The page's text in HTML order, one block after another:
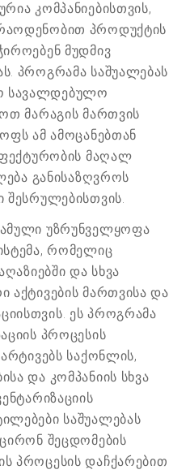
კომპანიებისთვის,
პროდუქტის
მუდმივ
პროგრამა საშუალებას
სავალდებულო
მარაგის მართვის
ამ ამოცანებთან
მაღალ
განისაზღვროს
შესრულებისთვის.
უზრუნველყოფა
რომელიც
და სხვა
აქტივების მართვისა და
ეს პროგრამა
პროცესის
საქონლის,
და კომპანიის სხვა
საშუალებას
შეცდომების
პროცესის დაჩქარებით